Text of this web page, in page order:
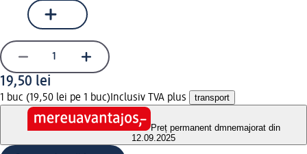
19,50 lei
1 buc (19,50 lei pe 1 buc) Inclusiv TVA plus transport
Preț permanent dmnemajorat din
12.09.2025